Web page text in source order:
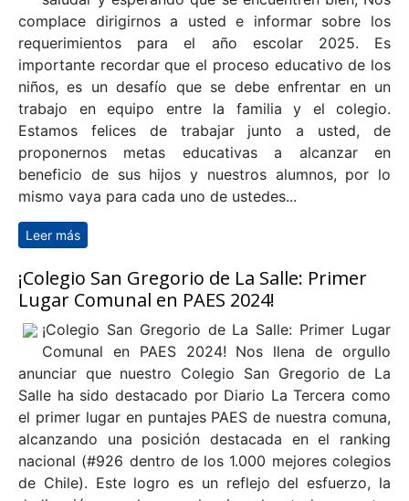
espacio para la organización...
Leer mássobre REUNIÓN DE PADRES MARZO 2025
Listado Útiles Escolares 2025
Estimados padres y apoderados, Junto con
saludar y esperando que se encuentren bien, Nos
complace dirigirnos a usted e informar sobre los
requerimientos para el año escolar 2025. Es
niños, es un desafío que se debe enfrentar en un
Estamos felices de trabajar junto a usted, de
proponernos metas educativas a alcanzar en
beneficio de sus hijos y nuestros alumnos, por lo
mismo vaya para cada uno de ustedes...
Leer más sobre Listado Útiles Escolares 2025
¡Colegio San Gregorio de La Salle: Primer
Lugar Comunal en PAES 2024!
¡Colegio San Gregorio de La Salle: Primer Lugar